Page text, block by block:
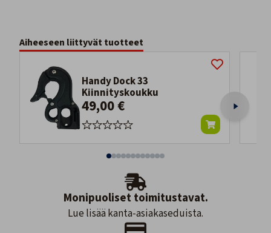
Aiheeseen liittyvät tuotteet
Handy Dock 33
Kiinnityskoukku
49,00 €
Monipuoliset toimitustavat.
Lue lisää kanta-asiakaseduista.